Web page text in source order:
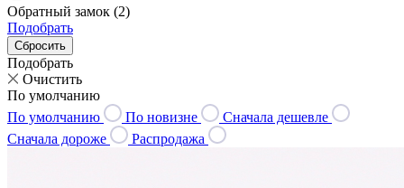
Обратный замок (2)
Подобрать
Подобрать
Очистить
По умолчанию
По умолчанию
По новизне
Сначала дешевле
Сначала дороже
Распродажа